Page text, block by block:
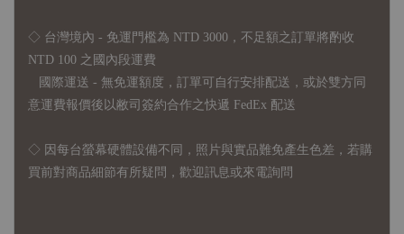
◇ 台灣境內 - 免運門檻為 NTD 3000，不足額之訂單將酌收
NTD 100 之國內段運費
國際運送 - 無免運額度，訂單可自行安排配送，或於雙方同
意運費報價後以敝司簽約合作之快遞 FedEx 配送
◇ 因 每台螢幕硬體設備不同，照片與實品難免產生色差，若購
買前對商品細節有所疑問，歡迎訊息或來電詢問